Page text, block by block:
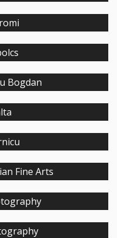
Bogdan
Fine Arts